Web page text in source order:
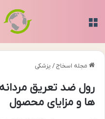
مجله اسخاج/ پزشکی
ها و مزایای محصول